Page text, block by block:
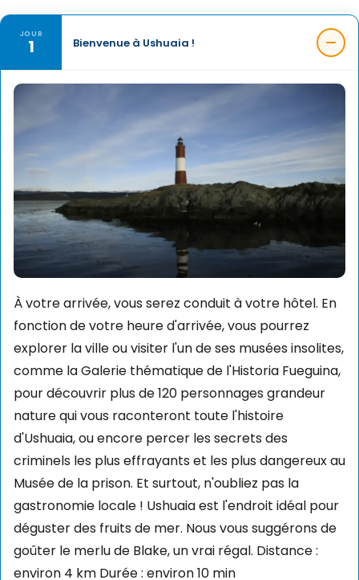
JOUR
1 Bienvenue à Ushuaia !
À votre arrivée, vous serez conduit à votre hôtel. En
fonction de votre heure d'arrivée, vous pourrez
explorer la ville ou visiter l'un de ses musées insolites,
comme la Galerie thématique de l'Historia Fueguina,
pour découvrir plus de 120 personnages grandeur
nature qui vous raconteront toute l'histoire
d'Ushuaia, ou encore percer les secrets des
criminels les plus effrayants et les plus dangereux au
Musée de la prison. Et surtout, n'oubliez pas la
gastronomie locale ! Ushuaia est l'endroit idéal pour
déguster des fruits de mer. Nous vous suggérons de
goûter le merlu de Blake, un vrai régal. Distance :
environ 4 km Durée : environ 10 min